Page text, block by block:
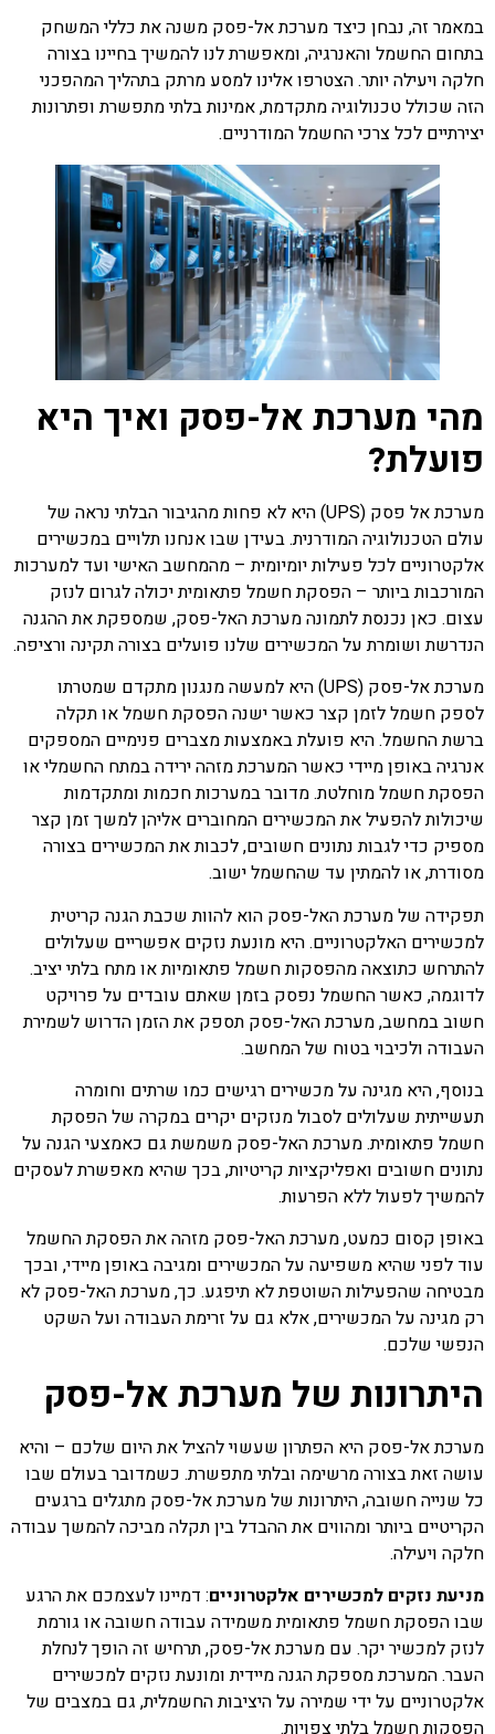
במאמר זה, נבחן כיצד מערכתאל-פסק משנה את כללי המשחק
בתחום החשמל והאנרגיה, ומאפשרת לנו להמשיך בחיינו בצורה
חלקה ויעילה יותר. הצטרפו אלינו למסע מרתק בתהליך המהפכני
הזה שכולל טכנולוגיה מתקדמת, אמינות בלתי מתפשרת ופתרונות
יצירתיים לכל צרכי החשמל המודרניים.
מהי מערכת אל-פסק ואיך היא
פועלת?
מערכת אל פסק
(UPS) היא לא פחות מהגיבור הבלתי נראה של
עולם הטכנולוגיה המודרנית. בעידן שבו אנחנו תלויים במכשירים
אלקטרוניים לכל פעילות יומיומית – מהמחשב האישי ועד למערכות
המורכבות ביותר – הפסקת חשמל פתאומית יכולה לגרום לנזק
עצום. כאן נכנסת לתמונה מערכת האל-פסק, שמספקת את ההגנה
הנדרשת ושומרת על המכשירים שלנו פועלים בצורה תקינה ורציפה.
מערכת אל-פסק (UPS) היא למעשה מנגנון מתקדם שמטרתו
לספק חשמל לזמן קצר כאשר ישנה הפסקת חשמל או תקלה
ברשת החשמל. היא פועלת באמצעות מצברים פנימיים המספקים
אנרגיה באופן מיידי כאשר המערכת מזהה ירידה במתח החשמלי או
הפסקת חשמל מוחלטת. מדובר במערכות חכמות ומתקדמות
שיכולות להפעיל את המכשירים המחוברים אליהן למשך זמן קצר
מספיק כדי לגבות נתונים חשובים, לכבות את המכשירים בצורה
מסודרת, או להמתין עד שהחשמל ישוב.
תפקידה של מערכת האל-פסק הוא להוות שכבת הגנה קריטית
למכשירים האלקטרוניים. היא מונעת נזקים אפשריים שעלולים
להתרחש כתוצאה מהפסקות חשמל פתאומיות או מתח בלתי יציב.
לדוגמה, כאשר החשמל נפסק בזמן שאתם עובדים על פרויקט
חשוב במחשב, מערכת האל-פסק תספק את הזמן הדרוש לשמירת
העבודה ולכיבוי בטוח של המחשב.
בנוסף, היא מגינה על מכשירים רגישים כמו שרתים וחומרה
תעשייתית שעלולים לסבול מנזקים יקרים במקרה של הפסקת
חשמל פתאומית. מערכת האל-פסק משמשת גם כאמצעי הגנה על
נתונים חשובים ואפליקציות קריטיות, בכך שהיא מאפשרת לעסקים
להמשיך לפעול ללא הפרעות.
באופן קסום כמעט, מערכת האל-פסק מזהה את הפסקת החשמל
עוד לפני שהיא משפיעה על המכשירים ומגיבה באופן מיידי, ובכך
מבטיחה שהפעילות השוטפת לא תיפגע. כך, מערכת האל-פסק לא
רק מגינה על המכשירים, אלא גם על זרימת העבודה ועל השקט
הנפשי שלכם.
היתרונות של מערכת אל-פסק
מערכת אל-פסק היא הפתרון שעשוי להציל את היום שלכם – והיא
עושה זאת בצורה מרשימה ובלתי מתפשרת. כשמדובר בעולם שבו
כל שנייה חשובה, היתרונות של מערכת אל-פסק מתגלים ברגעים
הקריטיים ביותר ומהווים את ההבדל בין תקלה מביכה להמשך עבודה
חלקה ויעילה.
מניעת נזקים למכשירים אלקטרוניים: דמיינו לעצמכם את הרגע
שבו הפסקת חשמל פתאומית משמידה עבודה חשובה או גורמת
לנזק למכשיר יקר. עם מערכת אל-פסק, תרחיש זה הופך לנחלת
העבר. המערכת מספקת הגנה מיידית ומונעת נזקים למכשירים
אלקטרוניים על ידי שמירה על היציבות החשמלית, גם במצבים של